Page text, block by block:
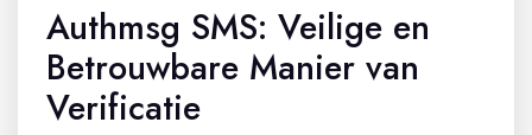
Authmsg SMS: Veilige en
Betrouwbare Manier van
Verificatie